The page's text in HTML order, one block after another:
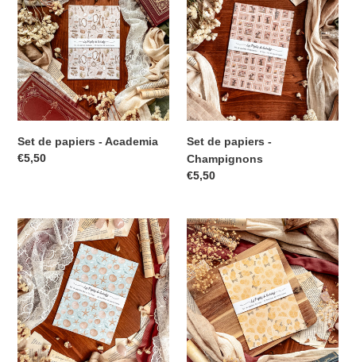
Set de papiers - Academia
€5,50
Set de papiers -
Champignons
€5,50